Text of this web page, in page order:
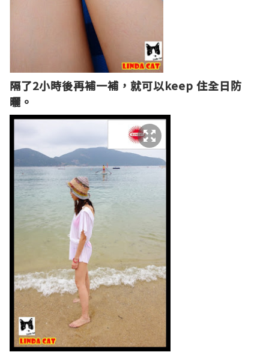
隔了2小時後再補一補，就可以keep 住全日防
曬。